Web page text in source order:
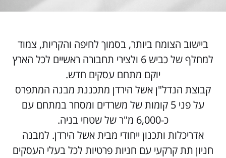
ביישוב הצומח ביותר, בסמוך לחיפה והקריות, צמוד
למחלף של כביש 6 ולצירי תחבורה ראשיים לכל הארץ
יוקם מתחם עסקים חדש.
קבוצת הנדל"ן אשל הירדן מתכננת מבנה המתפרס
על פני 5 קומות של משרדים ומסחר במתחם עם
כ-6,000 מ"ר של שטחי בניה.
אדריכלות ותכנון ייחודי מבית אשל הירדן. למבנה
חניון תת קרקעי עם חניות פרטיות לכל בעלי העסקים